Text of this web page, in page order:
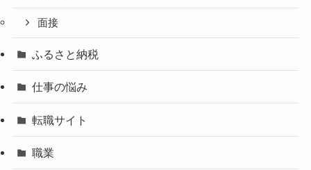
面接
ふるさと納税
仕事の悩み
転職サイト
職業